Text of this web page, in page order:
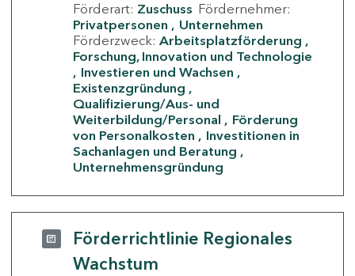
Förderart: Zuschuss Fördernehmer:
Privatpersonen
Unternehmen
Förderzweck: Arbeitsplatzförderung
Forschung, Innovation und Technologie
Investieren und Wachsen
Existenzgründung
Qualifizierung/Aus- und
Weiterbildung/Personal
Förderung
von Personalkosten
Investitionen in
Sachanlagen und Beratung
Unternehmensgründung
Förderrichtlinie Regionales
Wachstum